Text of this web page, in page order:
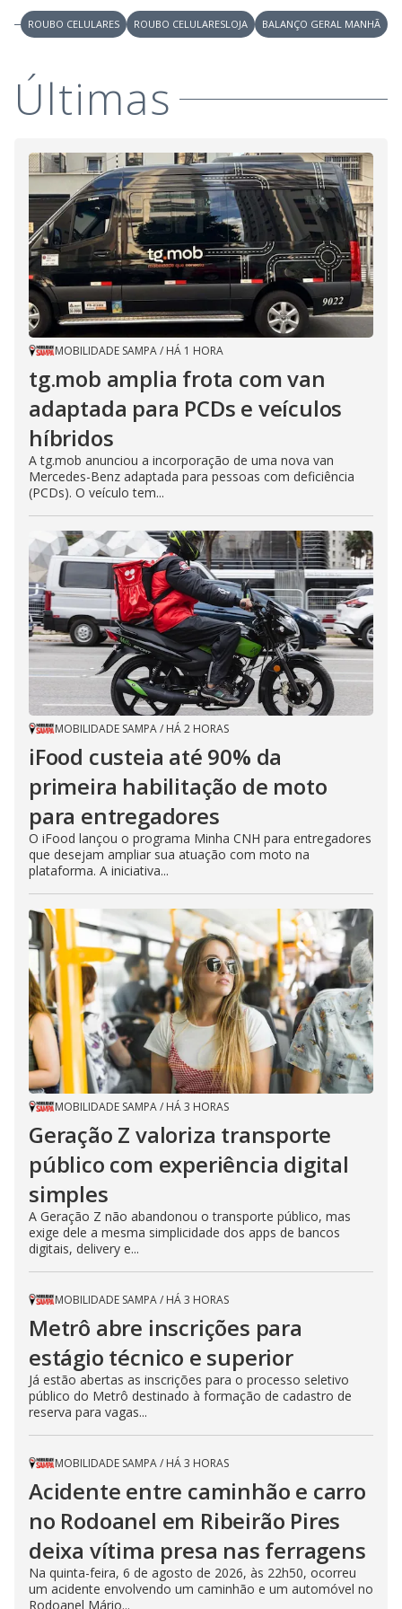
y
i
d
e
o
M
u
ROUBO CELULARES ROUBO CELULARESLOJA BALANÇO GERAL MANHÃ
Últimas
MOBILIDADE SAMPA/ HÁ 1 HORA
tg.mob amplia frota com van
adaptada para PCDs e veículos
híbridos
A tg.mob anunciou a incorporação de uma nova van
Mercedes-Benz adaptada para pessoas com deficiência
(PCDs). O veículo tem...
MOBILIDADE SAMPA/ HÁ 2 HORAS
iFood custeia até 90% da
primeira habilitação de moto
para entregadores
O iFood lançou o programa Minha CNH para entregadores
que desejam ampliar sua atuação com moto na
plataforma. A iniciativa...
MOBILIDADE SAMPA/ HÁ 3 HORAS
Geração Z valoriza transporte
público com experiência digital
simples
A Geração Z não abandonou o transporte público, mas
exige dele a mesma simplicidade dos apps de bancos
digitais, delivery e...
MOBILIDADE SAMPA/ HÁ 3 HORAS
Metrô abre inscrições para
estágio técnico e superior
Já estão abertas as inscrições para o processo seletivo
público do Metrô destinado à formação de cadastro de
reserva para vagas...
MOBILIDADE SAMPA/ HÁ 3 HORAS
Acidente entre caminhão e carro
no Rodoanel em Ribeirão Pires
deixa vítima presa nas ferragens
Na quinta-feira, 6 de agosto de 2026, às 22h50, ocorreu
um acidente envolvendo um caminhão e um automóvel no
Rodoanel Mário...